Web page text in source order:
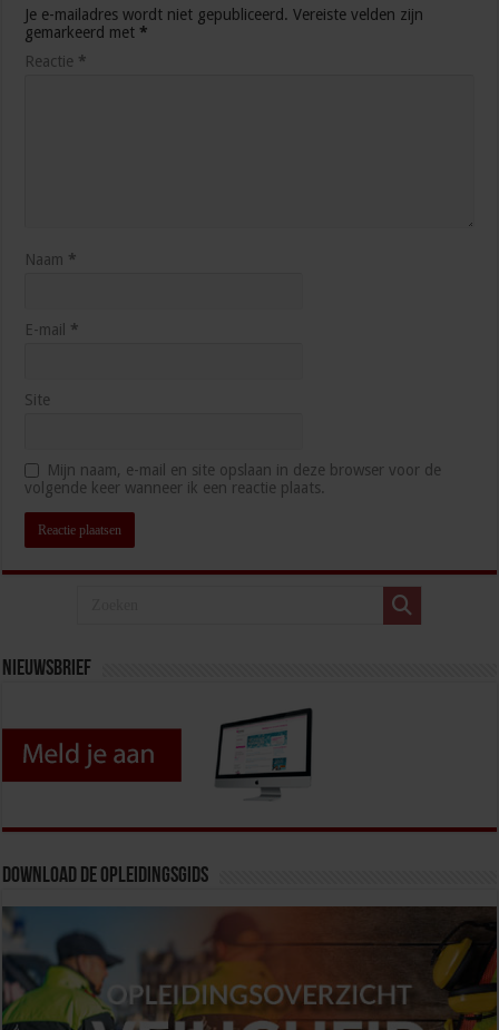
Je e-mailadres wordt niet gepubliceerd. Vereiste velden zijn
gemarkeerd met *
Reactie *
Naam *
E-mail *
Site
Mijn naam, e-mail en site opslaan in deze browser voor de
volgende keer wanneer ik een reactie plaats.
Nieuwsbrief
Download de opleidingsgids